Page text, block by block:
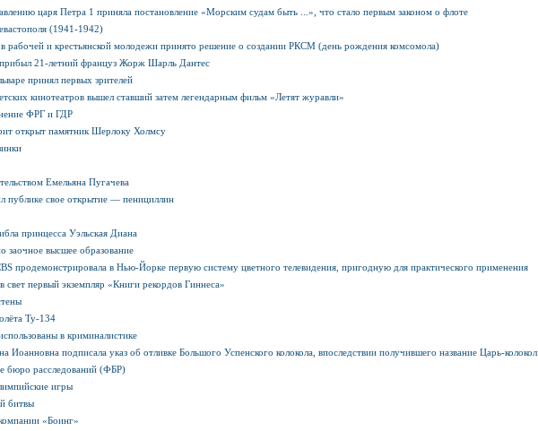
царя Петра 1 приняла постановление «Морским судам быть ...», что стало первым законом о флоте
(1941-1942)
рабочей и крестьянской молодежи принято решение о создании РКСМ (день рождения комсомола)
21-летний француз Жорж Шарль Дантес
принял первых зрителей
кинотеатров вышел ставший затем легендарным фильм «Летят журавли»
ФРГ и ГДР
открыт памятник Шерлоку Холмсу
Емельяна Пугачева
публике свое открытие — пенициллин
принцесса Уэльская Диана
заочное высшее образование
продемонстрировала в Нью-Йорке первую систему цветного телевидения, пригодную для практического применения
первый экземпляр «Книги рекордов Гиннеса»
Ту-134
в криминалистике
Иоанновна подписала указ об отливке Большого Успенского колокола, впоследствии получившего название Царь-колокол
бюро расследований (ФБР)
игры
битвы
«Боинг»